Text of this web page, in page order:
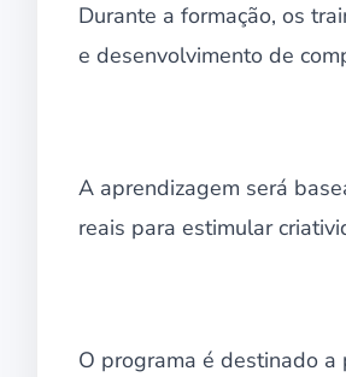
Durante a formação, os
e desenvolvimento de
A aprendizagem será
reais para estimular
O programa é destinado a